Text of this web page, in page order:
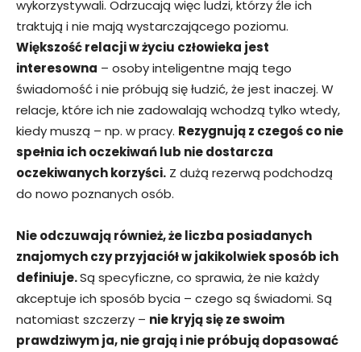
wykorzystywali. Odrzucają więc ludzi, którzy źle ich
traktują i nie mają wystarczającego poziomu.
Większość relacji w życiu człowieka jest
interesowna – osoby inteligentne mają tego
świadomość i nie próbują się łudzić, że jest inaczej. W
relacje, które ich nie zadowalają wchodzą tylko wtedy,
kiedy muszą – np. w pracy. Rezygnują z czegoś co nie
spełnia ich oczekiwań lub nie dostarcza
oczekiwanych korzyści. Z dużą rezerwą podchodzą
do nowo poznanych osób.
Nie odczuwają również, że liczba posiadanych
znajomych czy przyjaciół w jakikolwiek sposób ich
definiuje.Są specyficzne, co sprawia, że nie każdy
akceptuje ich sposób bycia – czego są świadomi. Są
natomiast szczerzy – nie kryją się ze swoim
prawdziwym ja, nie grają i nie próbują dopasować